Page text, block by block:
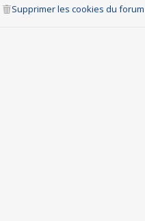
Supprimer les cookies du forum